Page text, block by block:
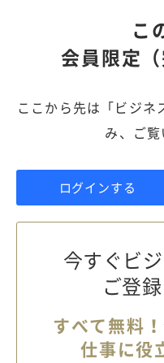
こ
会員限定
ここから先は「ビジ
み、ご覧
ログインする
今すぐビ
ご登
すべて無料
仕事に役